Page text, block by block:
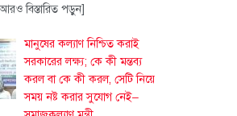
বিস্তারিত পড়ুন]
মানুষের কল্যাণ নিশ্চিত করাই
সরকারের লক্ষ্য; কে কী মন্তব্য
করল বা কে কী করল, সেটি নিয়ে
সময় নষ্ট করার সুযোগ নেই–